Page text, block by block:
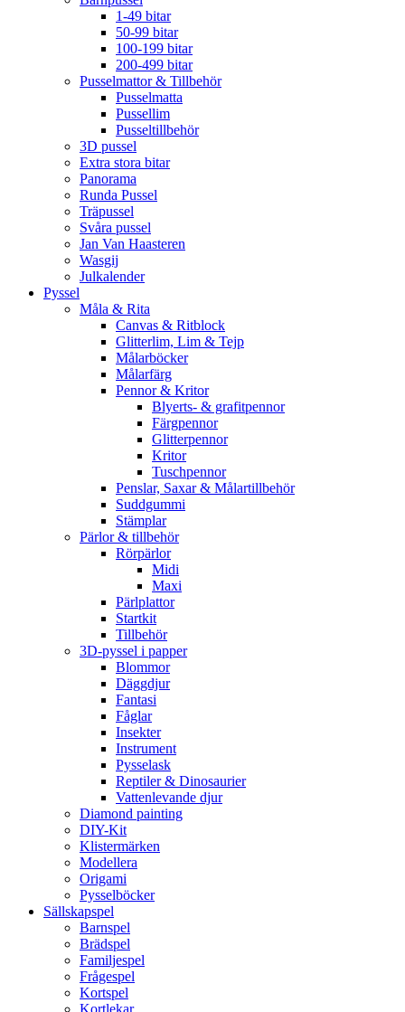
1-49 bitar
50-99 bitar
100-199 bitar
200-499 bitar
Pusselmattor & Tillbehör
Pusselmatta
Pussellim
Pusseltillbehör
3D pussel
Extra stora bitar
Panorama
Runda Pussel
Träpussel
Svåra pussel
Jan Van Haasteren
Wasgij
Julkalender
Pyssel
Måla & Rita
Canvas & Ritblock
Glitterlim, Lim & Tejp
Målarböcker
Målarfärg
Pennor & Kritor
Blyerts- & grafitpennor
Färgpennor
Glitterpennor
Kritor
Tuschpennor
Penslar, Saxar & Målartillbehör
Suddgummi
Stämplar
Pärlor & tillbehör
Rörpärlor
Midi
Maxi
Pärlplattor
Startkit
Tillbehör
3D-pyssel i papper
Blommor
Däggdjur
Fantasi
Fåglar
Insekter
Instrument
Pysselask
Reptiler & Dinosaurier
Vattenlevande djur
Diamond painting
DIY-Kit
Klistermärken
Modellera
Origami
Pysselböcker
Sällskapspel
Barnspel
Brädspel
Familjespel
Frågespel
Kortspel
Kortlekar